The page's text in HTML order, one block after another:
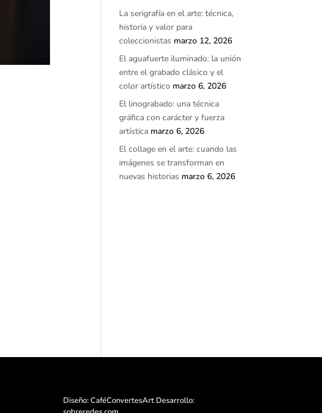
La serigrafía en el arte: técnica,
historia y valor para
coleccionistas marzo 12, 2026
El aguafuerte iluminado: la unión
entre el grabado clásico y el
color artístico marzo 6, 2026
El linograbado: una técnica
gráfica con carácter y fuerza
artística marzo 6, 2026
El collage en el arte: cuando las
imágenes se transforman en
nuevas historias marzo 6, 2026
Diseño: CaféConvertesArt Desarrollo: